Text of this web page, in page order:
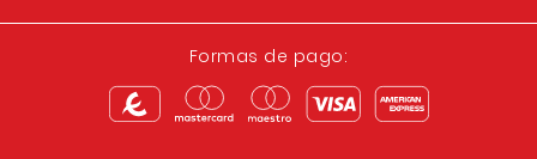
Formas de pago: